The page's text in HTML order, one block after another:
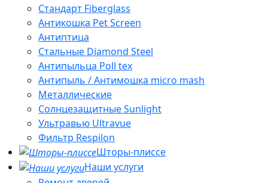
Стандарт Fiberglass
Антикошка Pet Screen
Антиптица
Стальные Diamond Steel
Антипыльца Poll tex
Антипыль / Антимошка micro mash
Металлические
Солнцезащитные Sunlight
Ультравью Ultravue
Фильтр Respilon
Шторы-плиссе
Наши услуги